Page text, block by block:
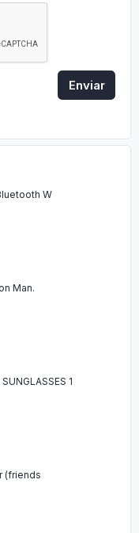
Enviar
W
Man.
1
(friends